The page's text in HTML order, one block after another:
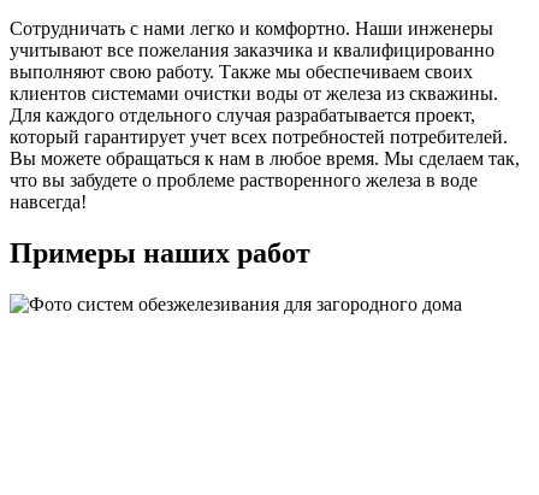
Сотрудничать с нами легко и комфортно. Наши инженеры
учитывают все пожелания заказчика и квалифицированно
выполняют свою работу. Также мы обеспечиваем своих
клиентов системами очистки воды от железа из скважины.
Для каждого отдельного случая разрабатывается проект,
который гарантирует учет всех потребностей потребителей.
Вы можете обращаться к нам в любое время. Мы сделаем так,
что вы забудете о проблеме растворенного железа в воде
навсегда!
Примеры наших работ